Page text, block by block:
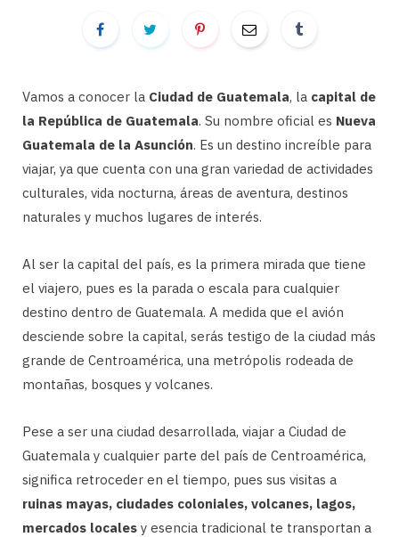
Vamos a conocer la Ciudad de Guatemala, la capital de
la República de Guatemala. Su nombre oficial es Nueva
Guatemala de la Asunción. Es un destino increíble para
viajar, ya que cuenta con una gran variedad de actividades
culturales, vida nocturna, áreas de aventura, destinos
naturales y muchos lugares de interés.
Al ser la capital del país, es la primera mirada que tiene
el viajero, pues es la parada o escala para cualquier
destino dentro de Guatemala. A medida que el avión
desciende sobre la capital, serás testigo de la ciudad más
grande de Centroamérica, una metrópolis rodeada de
montañas, bosques y volcanes.
Pese a ser una ciudad desarrollada, viajar a Ciudad de
Guatemala y cualquier parte del país de Centroamérica,
significa retroceder en el tiempo, pues sus visitas a
ruinas mayas, ciudades coloniales, volcanes, lagos,
mercados locales y esencia tradicional te transportan a